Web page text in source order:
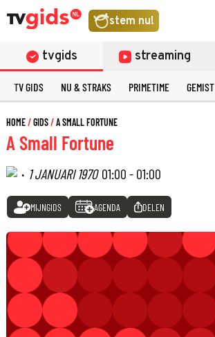
stem nu!
tvgids streaming
TV GIDS NU & STRAKS PRIMETIME GEMIST
HOME GIDS A SMALL FORTUNE
A Small Fortune
· 1 JANUARI 1970 01:00 - 01:00
MIJNGIDS AGENDA DELEN